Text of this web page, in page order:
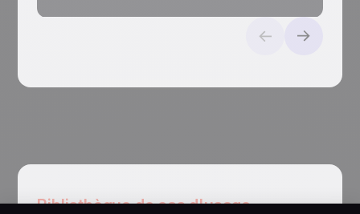
Bibliothèque de cas d'usage